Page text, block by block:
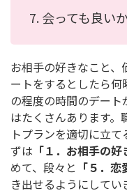
会っても良い
お相手の好きなこと
ートをするとしたら
の程度の時間のデー
はたくさんあります。
トプランを適切に立
ずは 「１．お相手の好
めて、段々と 「５．恋
き出せるようにしてい